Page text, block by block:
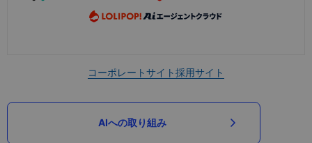
コーポレートサイト採用サイト
AIへの取り組み